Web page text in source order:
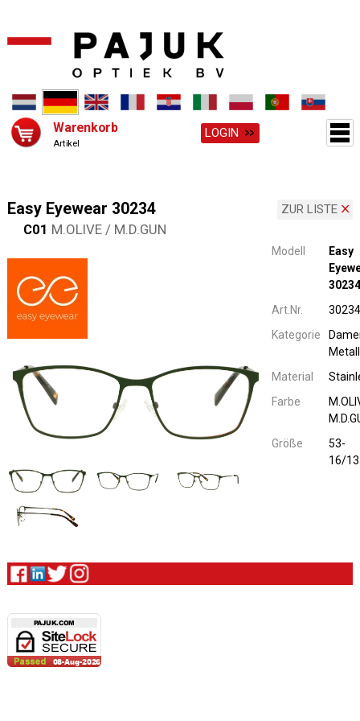
Warenkorb
Artikel
LOGIN
ZUR LISTE
Easy Eyewear 30234
C01 M.OLIVE / M.D.GUN
Modell
Easy
30234
Art.Nr.
Kategorie
Metall
Material
Farbe
Größe
53-
16/